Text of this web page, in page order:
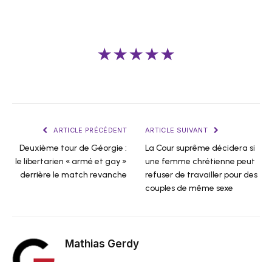
★★★★★
ARTICLE PRÉCÉDENT
Deuxième tour de Géorgie :
le libertarien « armé et gay »
derrière le match revanche
ARTICLE SUIVANT
La Cour suprême décidera si
une femme chrétienne peut
refuser de travailler pour des
couples de même sexe
Mathias Gerdy